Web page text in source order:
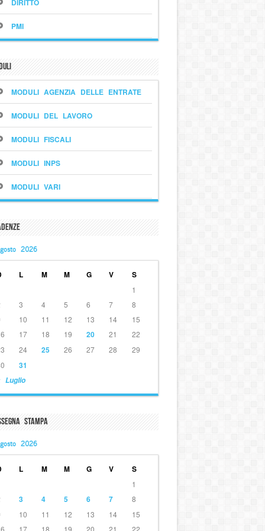
DIRITTO
PMI
MODULI AGENZIA DELLE ENTRATE
MODULI DEL LAVORO
MODULI FISCALI
MODULI INPS
MODULI VARI
2026
L M M G V S
Luglio
1
3 4 5 6 7
8
10 11 12 13 14
15
17 18 19 20 21
22
24 25 26 27 28
29
31
Stampa
2026
L M M G V S
1
3 4 5 6 7
8
10 11 12 13 14
15
17 18 19 20 21 22